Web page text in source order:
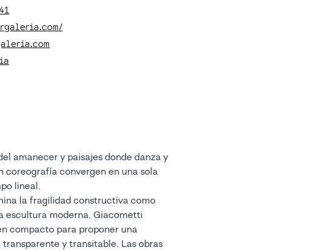
amanecer y paisajes donde danza y
coreografía convergen en una sola
del tiempo lineal.
la fragilidad constructiva como
escultura moderna. Giacometti
compacto para proponer una
y transitable. Las obras